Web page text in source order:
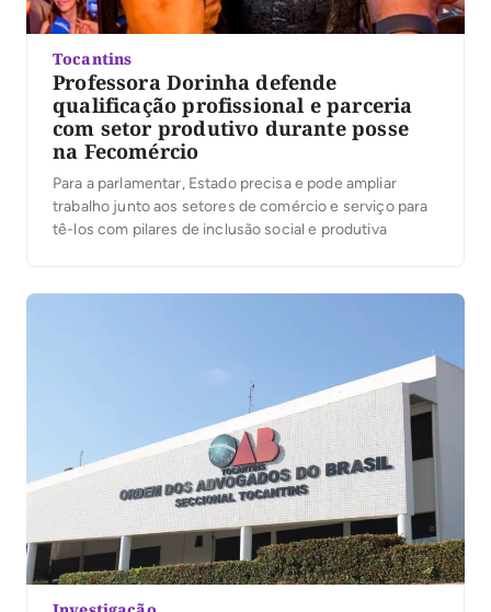
Tocantins
Professora Dorinha defende
qualificação profissional e parceria
com setor produtivo durante posse
na Fecomércio
Para a parlamentar, Estado precisa e pode ampliar
trabalho junto aos setores de comércio e serviço para
tê-los com pilares de inclusão social e produtiva